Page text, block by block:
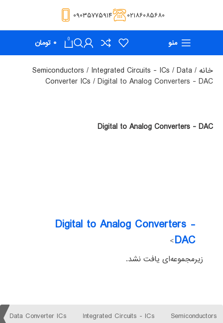
۰۲۱۸۶۰۸۵۶۸۰ ۰۹۰۳۵۷۷۵۹۱۴
منو 0 ۰ تومان
خانه Semiconductors Integrated Circuits - ICs
Data
Converter ICs
Digital to Analog Converters - DAC
Digital to Analog Converters - DAC
Digital to Analog Converters -
DAC
>
زیرمجموعه‌ای یافت نشد.
Semiconductors
Integrated Circuits - ICs
Data Converter ICs